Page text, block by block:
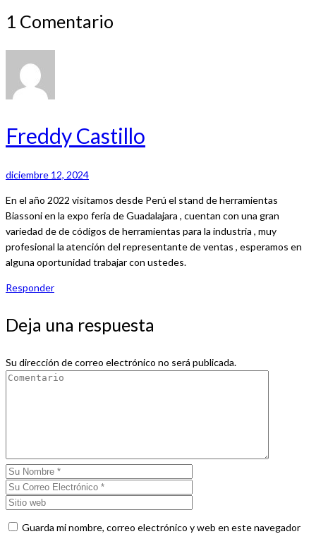
1 Comentario
Freddy Castillo
diciembre 12, 2024
En el año 2022 visitamos desde Perú el stand de herramientas
Biassoni en la expo feria de Guadalajara , cuentan con una gran
variedad de de códigos de herramientas para la industria , muy
profesional la atención del representante de ventas , esperamos en
alguna oportunidad trabajar con ustedes.
Responder
Deja una respuesta
Su dirección de correo electrónico no será publicada.
Guarda mi nombre, correo electrónico y web en este navegador